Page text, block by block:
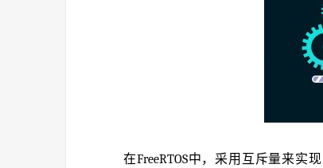
在FreeRTOS中，采用互斥量来